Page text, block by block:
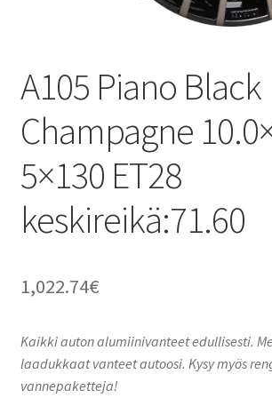
A105 Piano Black
Champagne
5×130 ET28
keskireikä:71.60
1,022.74€
Kaikki auton alumiinivanteet edullisesti.
laadukkaat vanteet autoosi. Kysy myös
vannepaketteja!